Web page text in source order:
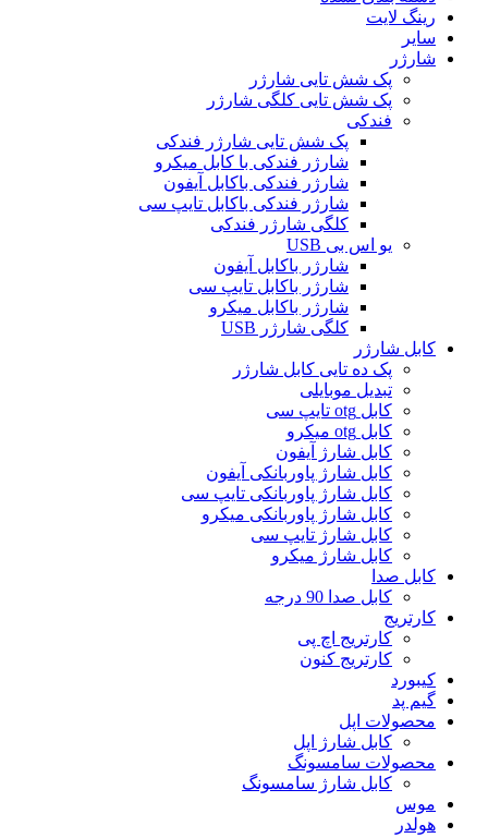
رینگ لایت
سایر
شارژر
پک شش تایی شارژر
پک شش تایی کلگی شارژر
فندکی
پک شش تایی شارژر فندکی
شارژر فندکی با کابل میکرو
شارژر فندکی باکابل آیفون
شارژر فندکی باکابل تایپ سی
کلگی شارژر فندکی
یو اس بی USB
شارژر باکابل آیفون
شارژر باکابل تایپ سی
شارژر باکابل میکرو
کلگی شارژر USB
کابل شارژر
پک ده تایی کابل شارژر
تبدیل موبایلی
کابل otg تایپ سی
کابل otg میکرو
کابل شارژ آیفون
کابل شارژ پاوربانکی آیفون
کابل شارژ پاوربانکی تایپ سی
کابل شارژ پاوربانکی میکرو
کابل شارژ تایپ سی
کابل شارژ میکرو
کابل صدا
کابل صدا 90 درجه
کارتریج
کارتریج اچ پی
کارتریج کنون
کیبورد
گیم پد
محصولات اپل
کابل شارژ اپل
محصولات سامسونگ
کابل شارژ سامسونگ
موس
هولدر